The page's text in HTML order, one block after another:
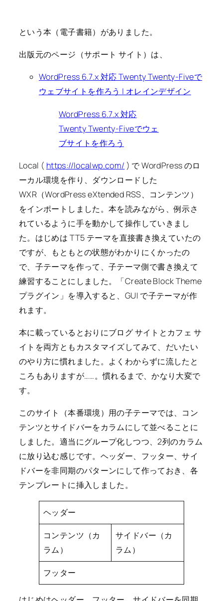
という本（電子書籍）がありました。
出版元のページ（サポート サイト）は、
WordPress 6.7.x 対応 Twenty Twenty-Fiveで
ウェブサイトを作ろう | オレインデザイン
WordPress 6.7.x 対応
Twenty Twenty-Fiveでウェ
ブサイトを作ろう
Local ( https://localwp.com/ ) で WordPress のロ
ーカル環境を作り、ダウンロードした
WXR（WordPress eXtended RSS、コンテンツ）
をインポートしました。本を読みながら、例示さ
れているように手を動かして操作していきまし
た。はじめは TT5 テーマを直接書き換えていたの
ですが、もともとの状態がわかりにくかったの
で、子テーマを作って、子テーマ側で書き換えて
練習することにしました。「Create Block Theme
プラグイン」を導入すると、GUI で子テーマが作
れます。
本に載っているとおりにブログ サイトとカフェ サ
イトを両方ともカスタマイズしてみて、だいたい
のやり方に慣れました。よくわからずに流したと
ころもありますが……。慣れるまで、かなり大変で
す。
このサイト（本番環境）用の子テーマでは、コン
テンツとサイドバーをカラムにして並べることに
しました。適当にグループ化しつつ、2列のカラム
に放り込む感じです。ヘッダー、フッター、サイ
ドバーを非同期のパターンにして作っておき、各
テンプレートに挿入しました。
ヘッダー
コンテンツ（カ
ラム）
サイドバー（カ
ラム）
フッター